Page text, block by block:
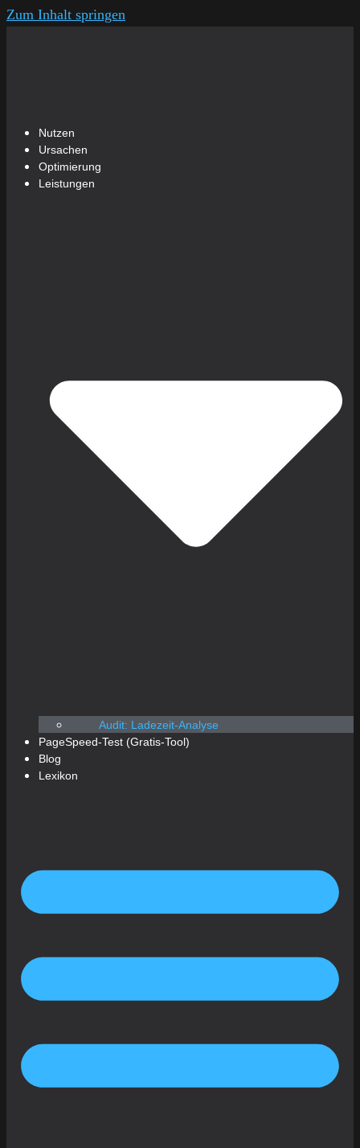
Zum Inhalt springen
Nutzen
Ursachen
Optimierung
Leistungen
Audit: Ladezeit-Analyse
PageSpeed-Test (Gratis-Tool)
Blog
Lexikon